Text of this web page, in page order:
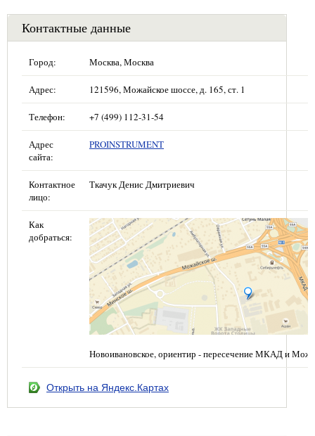
Контактные данные
Город: Москва, Москва
Адрес: 121596, Можайское шоссе, д. 165, ст. 1
Телефон: +7 (499) 112-31-54
Адрес
сайта:
PROINSTRUMENT
Контактное
лицо:
Ткачук Денис Дмитриевич
Как
добраться:
Новоивановское, ориентир - пересечение МКАД и
Открыть на Яндекс.Картах